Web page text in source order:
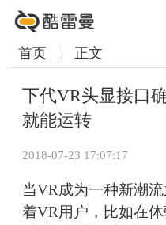
首页 正文
下代VR头显接口
就能运转
2018-07-23 17:07:17
当VR成为一种新潮
着VR用户，比如在